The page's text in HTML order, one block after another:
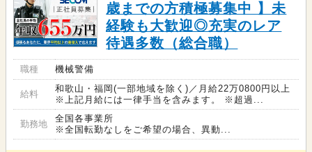
歳までの方積極募集中 】未
経験も大歓迎◎充実のレア
待遇多数（総合職）
職種 機械警備
給料
和歌山・福岡(一部地域を除く)／月給22万0800円以上
※上記月給には一律手当を含みます。 ※超過...
勤務地
全国各事業所
※全国転勤なしをご希望の場合、異動...